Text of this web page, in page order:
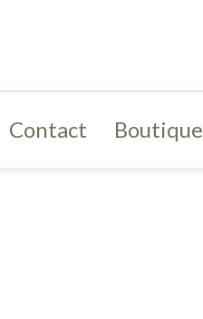
Contact Boutique